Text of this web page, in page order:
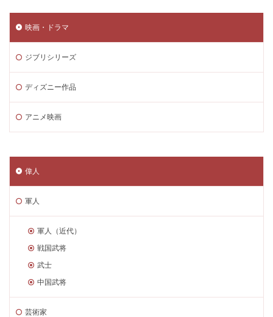
映画・ドラマ
ジブリシリーズ
ディズニー作品
アニメ映画
偉人
軍人
軍人（近代）
戦国武将
武士
中国武将
芸術家